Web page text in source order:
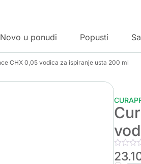
Novo u ponudi Popusti
CHX 0,05 vodica za ispiranje usta 200 ml